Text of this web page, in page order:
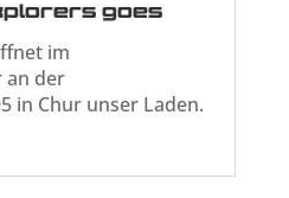
goes
im
an der
in Chur unser Laden.